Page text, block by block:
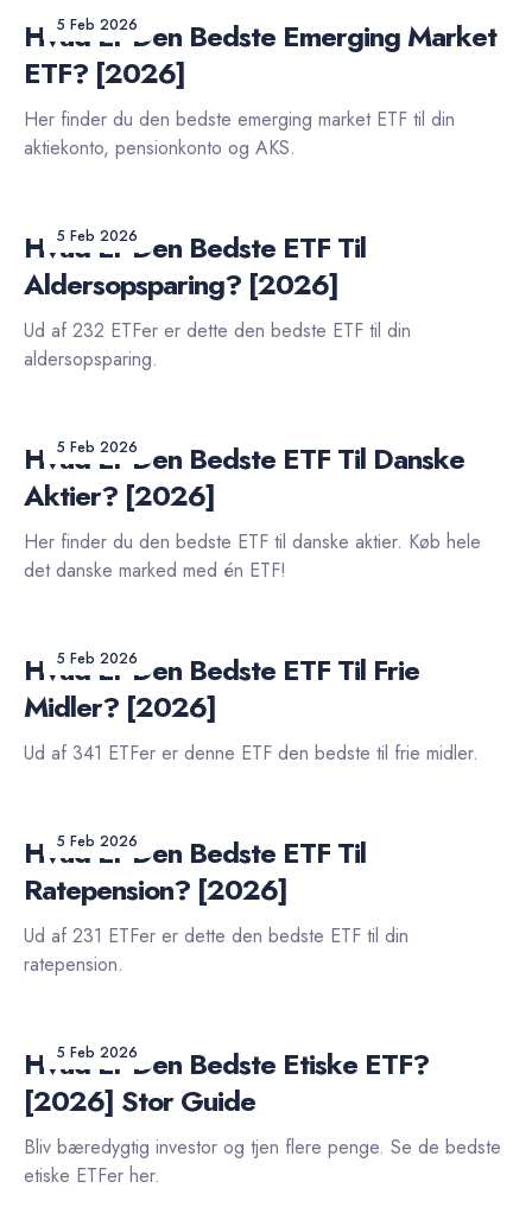
5 Feb 2026
Hvad Er Den Bedste Emerging Market
ETF? [2026]
Her finder du den bedste emerging market ETF til din
aktiekonto, pensionkonto og AKS.
5 Feb 2026
Hvad Er Den Bedste ETF Til
Aldersopsparing? [2026]
Ud af 232 ETFer er dette den bedste ETF til din
aldersopsparing.
5 Feb 2026
Hvad Er Den Bedste ETF Til Danske
Aktier? [2026]
Her finder du den bedste ETF til danske aktier. Køb hele
det danske marked med én ETF!
5 Feb 2026
Hvad Er Den Bedste ETF Til Frie
Midler? [2026]
Ud af 341 ETFer er denne ETF den bedste til frie midler.
5 Feb 2026
Hvad Er Den Bedste ETF Til
Ratepension? [2026]
Ud af 231 ETFer er dette den bedste ETF til din
ratepension.
5 Feb 2026
Hvad Er Den Bedste Etiske ETF?
[2026] Stor Guide
Bliv bæredygtig investor og tjen flere penge. Se de bedste
etiske ETFer her.